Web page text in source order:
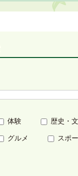
体験 歴史・
グルメ スポ